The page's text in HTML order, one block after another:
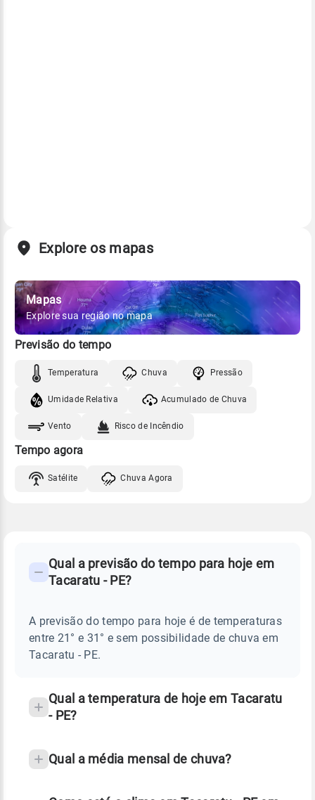
Explore os mapas
Mapas
Explore sua região no mapa
Previsão do tempo
Temperatura Chuva Pressão
Umidade Relativa Acumulado de Chuva
Vento Risco de Incêndio
Tempo agora
Satélite Chuva Agora
TEMPO
TACARATU
Perguntas
sobre
chuva
Qual a previsão do tempo para hoje em
Tacaratu - PE?
A previsão do tempo para hoje é de temperaturas
entre 21° e 31° e sem possibilidade de chuva em
Tacaratu - PE.
Qual a temperatura de hoje em Tacaratu
- PE?
Qual a média mensal de chuva?